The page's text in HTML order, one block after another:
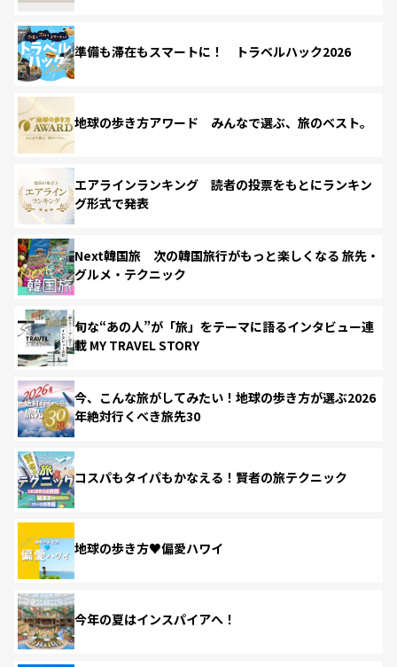
準備も滞在もスマートに！ トラベルハック2026
地球の歩き方アワード みんなで選ぶ、旅のベスト。
エアラインランキング 読者の投票をもとにランキン
グ形式で発表
Next韓国旅 次の韓国旅行がもっと楽しくなる 旅先・
グルメ・テクニック
旬な“あの人”が「旅」をテーマに語るインタビュー連
載 MY TRAVEL STORY
今、こんな旅がしてみたい！地球の歩き方が選ぶ2026
年絶対行くべき旅先30
コスパもタイパもかなえる！賢者の旅テクニック
地球の歩き方♥偏愛ハワイ
今年の夏はインスパイアへ！